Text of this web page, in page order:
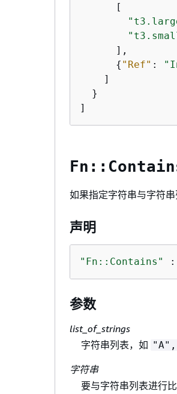
      [
      ],
{ "Ref" :
    ]
  }
如果指定字符串与字符
声明
"Fn::Contains" :
参数
list_of_strings
字符串列表，如
字符串
要与字符串列表进行